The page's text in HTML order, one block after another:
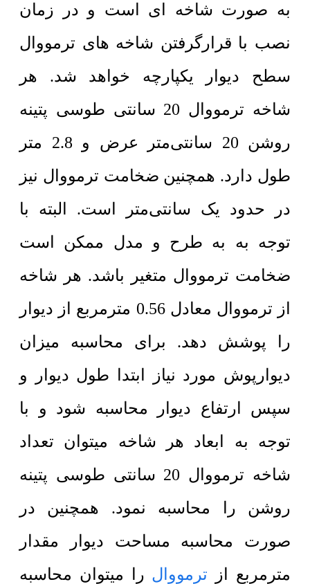
به صورت شاخه ای است و در زمان
نصب با قرارگرفتن شاخه های ترمووال
سطح دیوار یکپارچه خواهد شد. هر
شاخه ترمووال 20 سانتی طوسی پتینه
روشن 20 سانتی‌متر عرض و 2.8 متر
طول دارد. همچنین ضخامت ترمووال نیز
در حدود یک سانتی‌متر است. البته با
توجه به به طرح و مدل ممکن است
ضخامت ترمووال متغیر باشد. هر شاخه
از ترمووال معادل 0.56 مترمربع از دیوار
را پوشش دهد. برای محاسبه میزان
دیوارپوش مورد نیاز ابتدا طول دیوار و
سپس ارتفاع دیوار محاسبه شود و با
توجه به ابعاد هر شاخه میتوان تعداد
شاخه ترمووال 20 سانتی طوسی پتینه
روشن را محاسبه نمود. همچنین در
صورت محاسبه مساحت دیوار مقدار
مترمربع از ترمووال را میتوان محاسبه